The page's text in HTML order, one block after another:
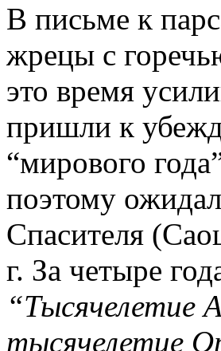
В письме к
жрецы с
это время
пришли к
“мирового
поэтому
Спасителя
г. За четыре
“Тысячелетие
тысячелетие